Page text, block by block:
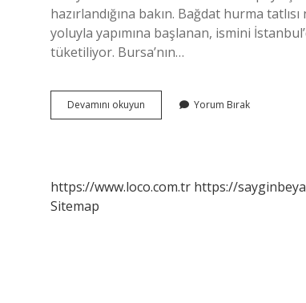
hazırlandığına bakın. Bağdat hurma
yoluyla yapımına başlanan, ismini
tüketiliyor. Bursa’nın…
Devamını okuyun
Tatlısı
Yorum Bırak
https://www.loco.com.tr https://
Sitemap